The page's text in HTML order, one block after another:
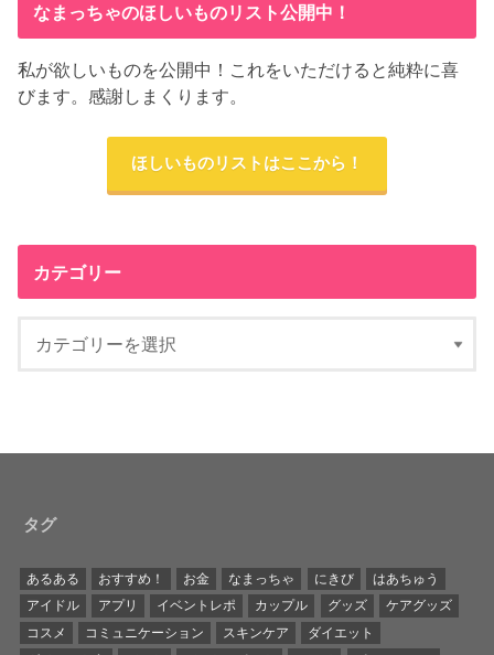
なまっちゃのほしいものリスト公開中！
私が欲しいものを公開中！これをいただけると純粋に喜
びます。感謝しまくります。
ほしいものリストはここから！
カテゴリー
タグ
あるある おすすめ！ お金 なまっちゃ にきび
はあちゅう
アイドル
アプリ イベントレポ カップル グッズ
ケアグッズ
コスメ
コミュニケーション スキンケア
ダイエット